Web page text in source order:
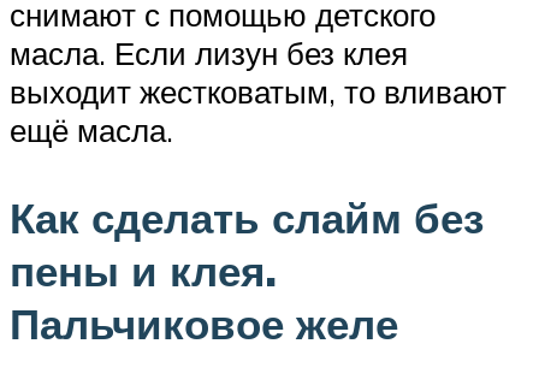
снимают с помощью детского
масла. Если лизун без клея
выходит жестковатым, то вливают
ещё масла.
Как сделать слайм без
пены и клея.
Пальчиковое желе